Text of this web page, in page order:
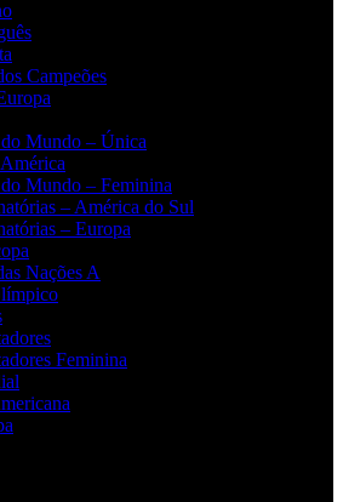
Campeões
Mundo – Única
Mundo – Feminina
– América do Sul
– Europa
Nações A
Feminina